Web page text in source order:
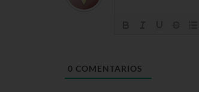
0 COMENTARIOS